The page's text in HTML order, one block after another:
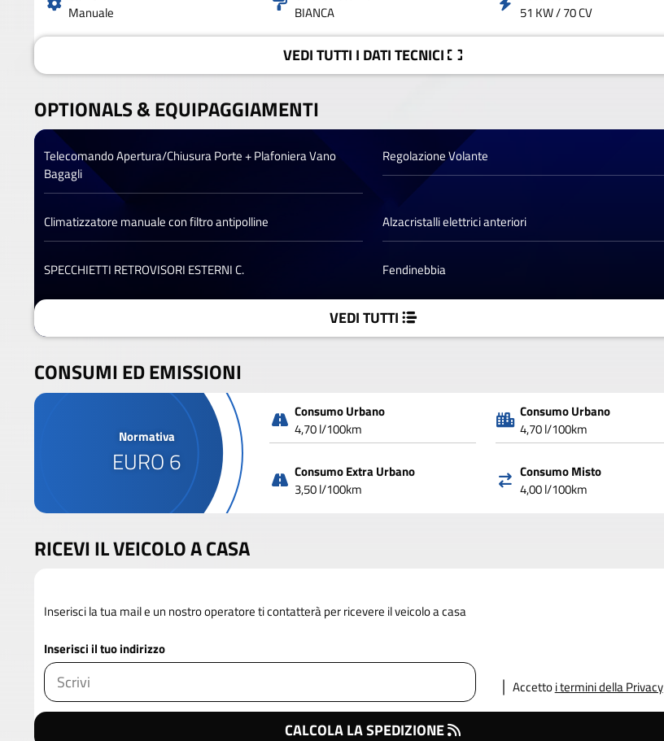
Manuale
BIANCA
51 KW / 70 CV
VEDITUTTI I DATITECNICI
OPTIONALS &EQUIPAGGIAMENTI
Telecomando Apertura/Chiusura Porte + Plafoniera Vano
Bagagli
Regolazione Volante
Climatizzatore manuale con filtro antipolline Alzacristalli elettrici anteriori
SPECCHIETTI RETROVISORI ESTERNI C. Fendinebbia
VEDI TUTTI
CONSUMI ED EMISSIONI
Normativa
EURO 6
Consumo Urbano
4,70 l/100km
Consumo Urbano
4,70 l/100km
Consumo Extra Urbano
3,50 l/100km
Consumo Misto
4,00 l/100km
RICEVI IL VEICOLO A CASA
Inserisci la tua mail e un nostro operatore ti contatterà per ricevere il veicolo a casa
Inserisci il tuo indirizzo
Accettoi termini della Privacy
CALCOLA LA SPEDIZIONE